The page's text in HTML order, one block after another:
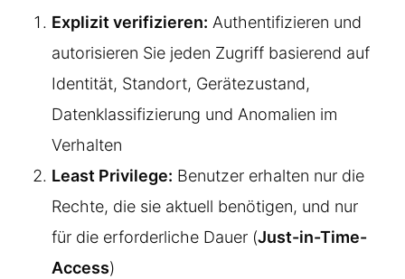
Explizit verifizieren: Authentifizieren und
autorisieren Sie jeden Zugriff basierend auf
Identität, Standort, Gerätezustand,
Datenklassifizierung und Anomalien im
Verhalten
Least Privilege: Benutzer erhalten nur die
Rechte, die sie aktuell benötigen, und nur
für die erforderliche Dauer (Just-in-Time-
Access)